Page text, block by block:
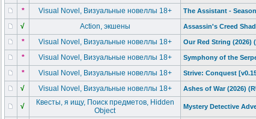
* Visual Novel, Визуальные новеллы 18+ The Assistant -
√ Action, экшены Assassin's Creed
* Visual Novel, Визуальные новеллы 18+ Our Red String (2026)
* Visual Novel, Визуальные новеллы 18+ Symphony of the
* Visual Novel, Визуальные новеллы 18+ Strive: Conquest
√ Visual Novel, Визуальные новеллы 18+ Ashes of War (2026)
√
Квесты, я ищу, Поиск предметов, Hidden
Object
Mystery Detective